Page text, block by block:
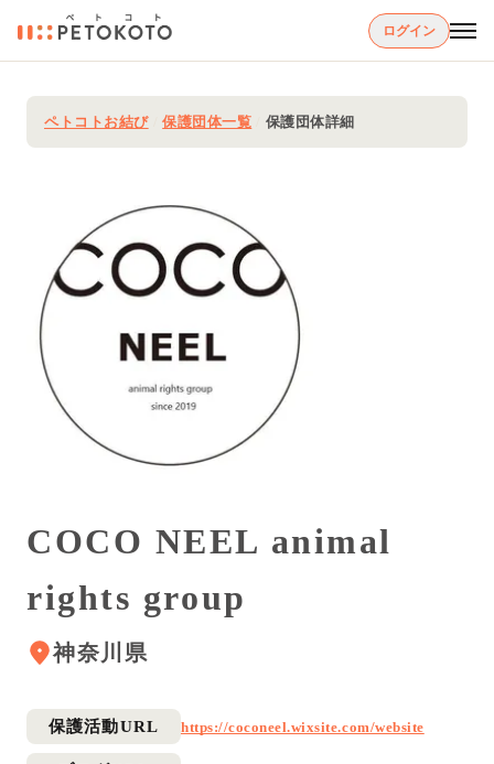
ログイン
ペトコトお結び 保護団体一覧 保護団体詳細
COCO NEEL animal
rights group
神奈川県
保護活動URL https://coconeel.wixsite.com/website